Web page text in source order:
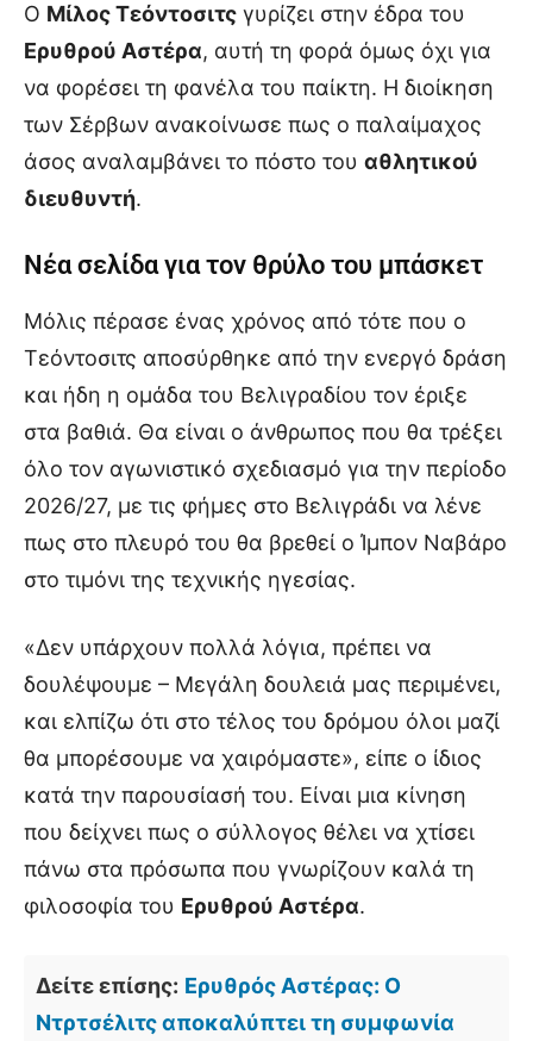
Ο Μίλος Τεόντοσιτς γυρίζει στην έδρα του
Ερυθρού Αστέρα, αυτή τη φορά όμως όχι για
να φορέσει τη φανέλα του παίκτη. Η διοίκηση
των Σέρβων ανακοίνωσε πως ο παλαίμαχος
άσος αναλαμβάνει το πόστο του αθλητικού
διευθυντή.
Νέα σελίδα για τον θρύλο του μπάσκετ
Μόλις πέρασε ένας χρόνος από τότε που ο
Τεόντοσιτς αποσύρθηκε από την ενεργό δράση
και ήδη η ομάδα του Βελιγραδίου τον έριξε
στα βαθιά. Θα είναι ο άνθρωπος που θα τρέξει
όλο τον αγωνιστικό σχεδιασμό για την περίοδο
2026/27, με τις φήμες στο Βελιγράδι να λένε
πως στο πλευρό του θα βρεθεί ο Ίμπον Ναβάρο
στο τιμόνι της τεχνικής ηγεσίας.
«Δεν υπάρχουν πολλά λόγια, πρέπει να
δουλέψουμε – Μεγάλη δουλειά μας περιμένει,
και ελπίζω ότι στο τέλος του δρόμου όλοι μαζί
θα μπορέσουμε να χαιρόμαστε», είπε ο ίδιος
κατά την παρουσίασή του. Είναι μια κίνηση
που δείχνει πως ο σύλλογος θέλει να χτίσει
πάνω στα πρόσωπα που γνωρίζουν καλά τη
φιλοσοφία του Ερυθρού Αστέρα.
Δείτε επίσης: Ερυθρός Αστέρας: Ο
Ντρτσέλιτς αποκαλύπτει τη συμφωνία